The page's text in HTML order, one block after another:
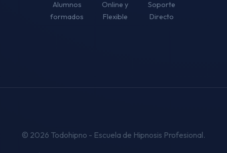
Alumnos
formados
Online y
Flexible
Soporte
Directo
© 2026 Todohipno - Escuela de Hipnosis Profesional.